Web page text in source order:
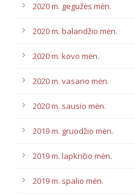
2020 m. gegužės mėn.
2020 m. balandžio mėn.
2020 m. kovo mėn.
2020 m. vasario mėn.
2020 m. sausio mėn.
2019 m. gruodžio mėn.
2019 m. lapkričio mėn.
2019 m. spalio mėn.